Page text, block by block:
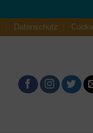
Datenschutz